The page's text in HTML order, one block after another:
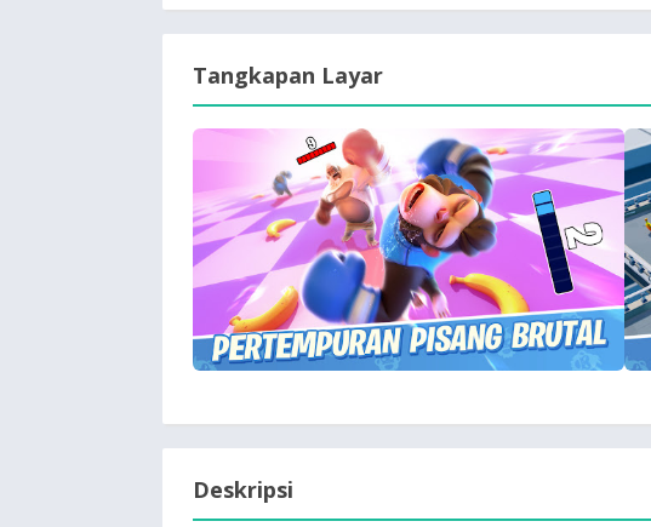
Tangkapan Layar
Deskripsi